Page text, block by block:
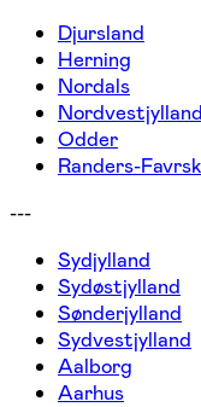
Djursland
Herning
Nordals
Nordvestjylland
Odder
Randers-
---
Sydjylland
Sydøstjylland
Sønderjylland
Sydvestjylland
Aalborg
Aarhus